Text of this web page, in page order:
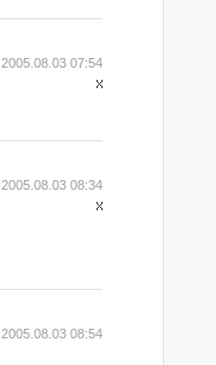
2005.08.03 07:54
2005.08.03 08:34
2005.08.03 08:54